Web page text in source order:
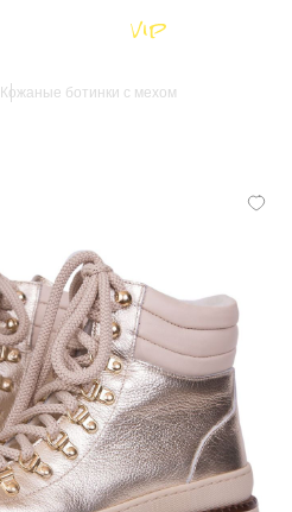
Информация
Кожаные ботинки с мехом